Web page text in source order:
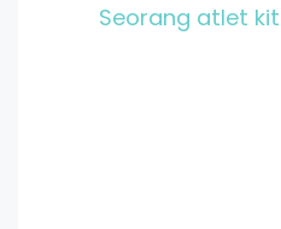
Seorang atlet